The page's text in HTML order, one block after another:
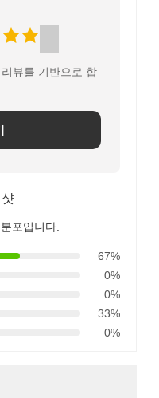
뷰를 기반으로 합
포입니다.
67%
0%
0%
33%
0%